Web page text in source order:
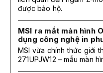
được bảo hộ.
MSI ra mắt màn hình
dụng công nghệ in
MSI vừa chính thức giới
271UPJW12 – mẫu màn